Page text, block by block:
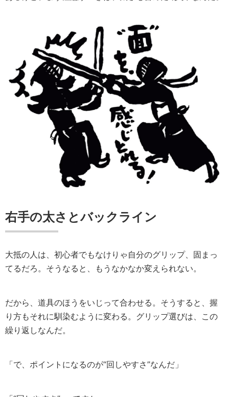
右手の太さとバックライン
大抵の人は、初心者でもなけりゃ自分のグリップ、固まっ
てるだろ。そうなると、もうなかなか変えられない。
だから、道具のほうをいじって合わせる。そうすると、握
り方もそれに馴染むように変わる。グリップ選びは、この
繰り返しなんだ。
「で、ポイントになるのが“回しやすさ”なんだ」